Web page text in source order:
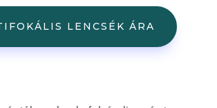
LENCSÉK ÁRA